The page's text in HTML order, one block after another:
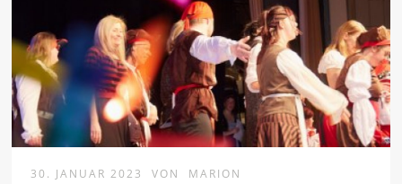
30. JANUAR 2023 VON MARION